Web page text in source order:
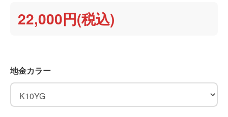
22,000円(税込)
地金カラー